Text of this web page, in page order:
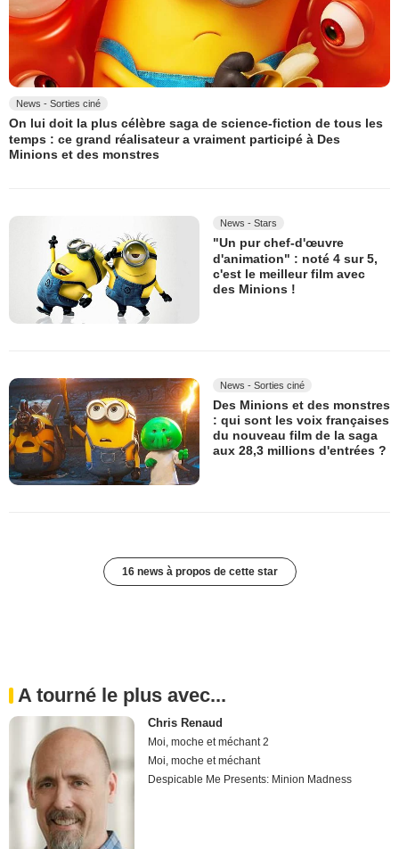
News - Sorties ciné
On lui doit la plus célèbre saga de science-fiction de tous les
temps : ce grand réalisateur a vraiment participé à Des
Minions et des monstres
News - Stars
"Un pur chef-d'œuvre
d'animation" : noté 4 sur 5,
c'est le meilleur film avec
des Minions !
News - Sorties ciné
Des Minions et des monstres
: qui sont les voix françaises
du nouveau film de la saga
aux 28,3 millions d'entrées ?
16 news à propos de cette star
A tourné le plus avec...
Chris Renaud
Moi, moche et méchant 2
Moi, moche et méchant
Despicable Me Presents: Minion Madness